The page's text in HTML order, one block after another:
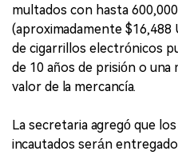
multados con hasta
(aproximadamente
de cigarrillos electrónicos
de 10 años de prisión o una
valor de la mercancía.
La secretaria agregó que
incautados serán